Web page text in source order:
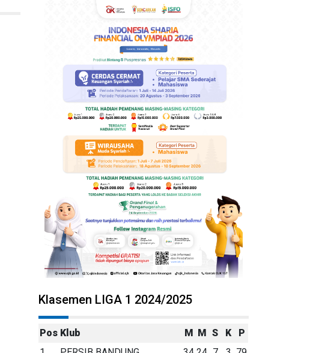
Klasemen LIGA 1 2024/2025
Pos Klub M M S K
P